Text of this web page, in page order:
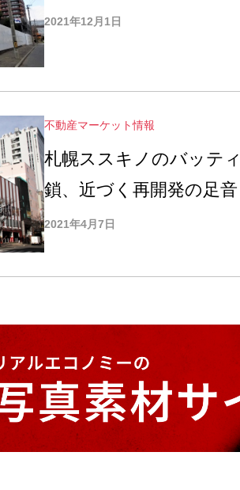
2021年12月1日
不動産マーケット情報
札幌ススキノのバッテ
鎖、近づく再開発の足音
2021年4月7日